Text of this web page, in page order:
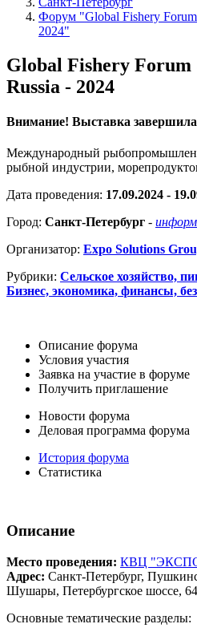
Форум "Global Fishery
2024"
Global Fishery Forum
Russia - 2024
Внимание! Выставка
Международный
рыбной индустрии,
Дата проведения: 17.09.2024 -
Город: Санкт-Петербург -
Организатор: Expo Solutions
Рубрики: Сельское хозяйство,
Бизнес, экономика, финансы,
Описание форума
Условия участия
Заявка на участие в форуме
Получить приглашение
Новости форума
Деловая программа форума
История форума
Статистика
Описание
Место проведения: КВЦ
Адрес: Санкт-Петербург,
Шушары, Петербургское шоссе,
Основные тематические разделы: